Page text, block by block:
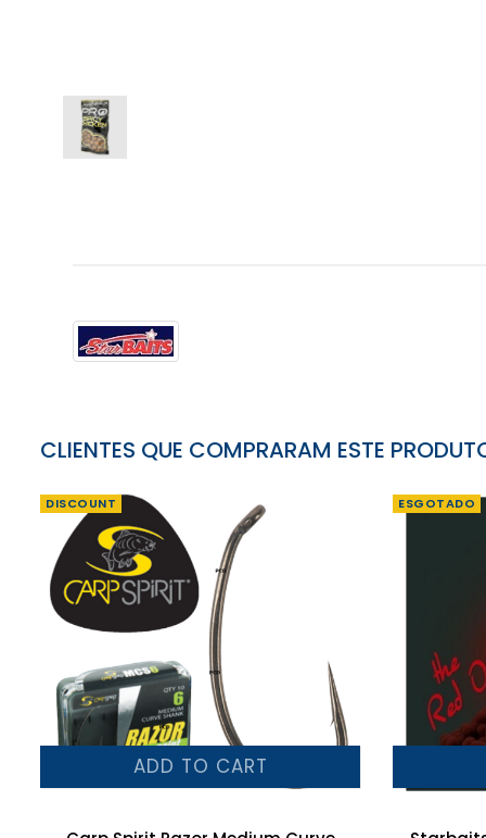
CLIENTES QUE COMPRARAM ESTE
DISCOUNT
ADD TO CART
ESGOTADO